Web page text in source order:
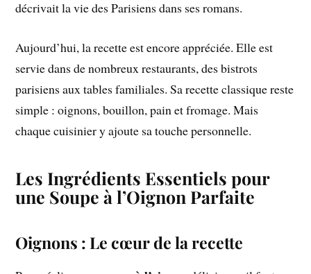
décrivait la vie des Parisiens dans ses romans.
Aujourd’hui, la recette est encore appréciée. Elle est
servie dans de nombreux restaurants, des bistrots
parisiens aux tables familiales. Sa recette classique reste
simple : oignons, bouillon, pain et fromage. Mais
chaque cuisinier y ajoute sa touche personnelle.
Les Ingrédients Essentiels pour
une Soupe à l’Oignon Parfaite
Oignons : Le cœur de la recette